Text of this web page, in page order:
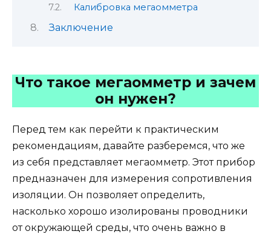
Калибровка мегаомметра
Заключение
Что такое мегаомметр и зачем
он нужен?
Перед тем как перейти к практическим
рекомендациям, давайте разберемся, что же
из себя представляет мегаомметр. Этот прибор
предназначен для измерения сопротивления
изоляции. Он позволяет определить,
насколько хорошо изолированы проводники
от окружающей среды, что очень важно в